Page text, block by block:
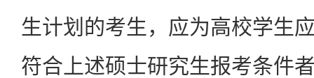
生计划的考生，应为高校学生
符合上述硕士研究生报考条件